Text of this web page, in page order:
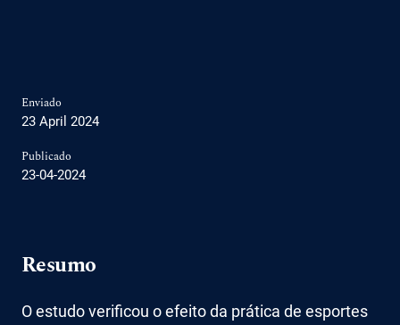
Enviado
23 April 2024
Publicado
23-04-2024
Resumo
O estudo verificou o efeito da prática de esportes